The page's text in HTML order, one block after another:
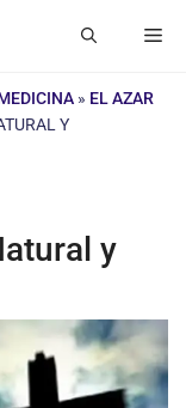
» EL AZAR
Y
y